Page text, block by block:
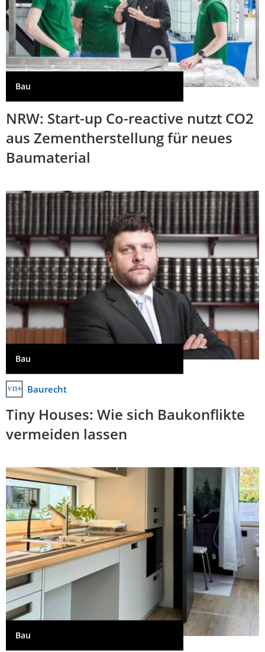
Bau
NRW: Start-up Co-reactive nutzt CO2
aus Zementherstellung für neues
Baumaterial
Bau
Baurecht
Tiny Houses: Wie sich Baukonflikte
vermeiden lassen
Bau